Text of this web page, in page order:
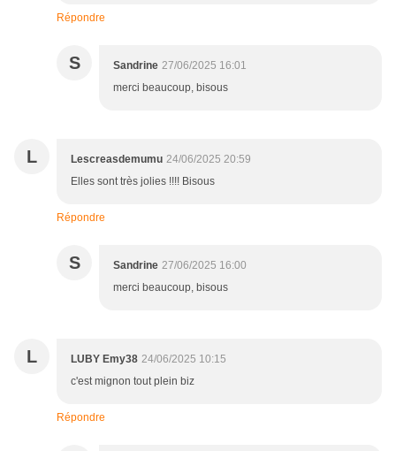
Répondre
S Sandrine 27/06/2025 16:01
merci beaucoup, bisous
L Lescreasdemumu 24/06/2025 20:59
Elles sont très jolies !!!! Bisous
Répondre
S Sandrine 27/06/2025 16:00
merci beaucoup, bisous
L LUBY Emy38 24/06/2025 10:15
c'est mignon tout plein biz
Répondre